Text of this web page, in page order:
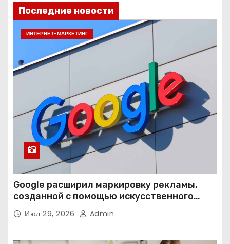
Последние новости
ИНТЕРНЕТ-МАРКЕТИНГ
Google расширил маркировку рекламы,
созданной с помощью искусственного
интеллекта
Июл 29, 2026 Admin